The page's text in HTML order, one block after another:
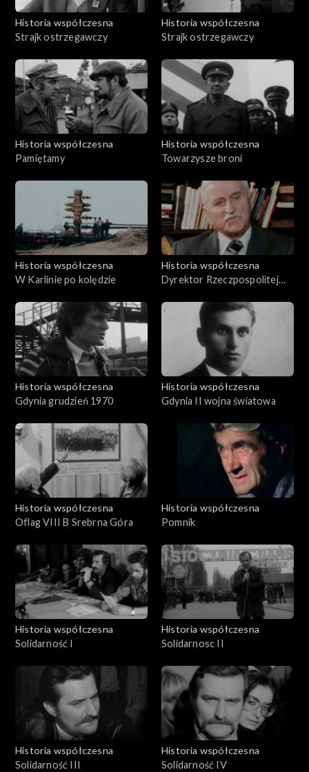
Historia współczesna
Strajk ostrzegawczy
Historia współczesna
Strajk ostrzegawczy
Historia współczesna
Pamiętamy
Historia współczesna
Towarzysze broni
Historia współczesna
W Karlinie po kolędzie
Historia współczesna
Dyrektor Rzeczpospolitej
Historia współczesna
Gdynia grudzień 1970
Historia współczesna
Gdynia II wojna światowa
Historia współczesna
Oflag VIII B Srebrna Góra
Historia współczesna
Pomnik
Historia współczesna
Solidarność I
Historia współczesna
Solidarnosc II
Historia współczesna
Solidarność III
Historia współczesna
Solidarność IV